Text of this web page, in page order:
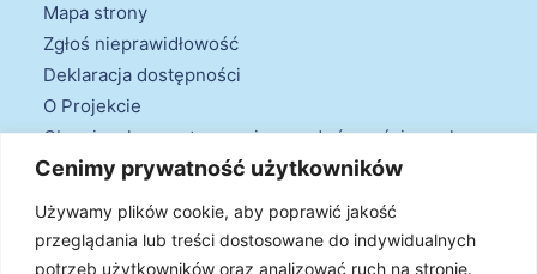
Cenimy prywatność użytkowników
Używamy plików cookie, aby poprawić jakość
przeglądania lub treści dostosowane do indywidualnych
potrzeb użytkowników oraz analizować ruch na stronie.
Mapa strony
Zgłoś nieprawidłowość
Deklaracja dostępności
O Projekcie
Obowiązek przestrzegania zasad równościowych
oraz warunków podstawowych
Klauzule informacyjne